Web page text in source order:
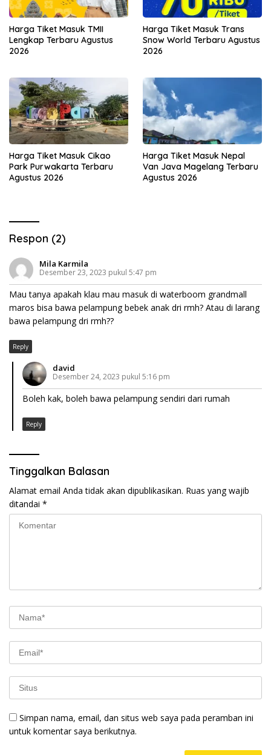
Harga Tiket Masuk TMII
Lengkap Terbaru Agustus
2026
Harga Tiket Masuk Trans
Snow World Terbaru Agustus
2026
Harga Tiket Masuk Cikao
Park Purwakarta Terbaru
Agustus 2026
Harga Tiket Masuk Nepal
Van Java Magelang Terbaru
Agustus 2026
Respon (2)
Mila Karmila
Desember 23, 2023 pukul 5:47 pm
Mau tanya apakah klau mau masuk di waterboom grandmall
maros bisa bawa pelampung bebek anak dri rmh? Atau di larang
bawa pelampung dri rmh??
Reply
david
Desember 24, 2023 pukul 5:16 pm
Boleh kak, boleh bawa pelampung sendiri dari rumah
Reply
Tinggalkan Balasan
Alamat email Anda tidak akan dipublikasikan. Ruas yang wajib
ditandai *
Simpan nama, email, dan situs web saya pada peramban ini
untuk komentar saya berikutnya.